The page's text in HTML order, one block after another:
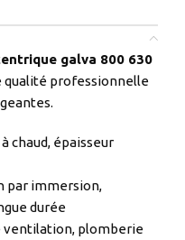
galva 800 630
qualité professionnelle
chaud, épaisseur
par immersion,
durée
ventilation, plomberie